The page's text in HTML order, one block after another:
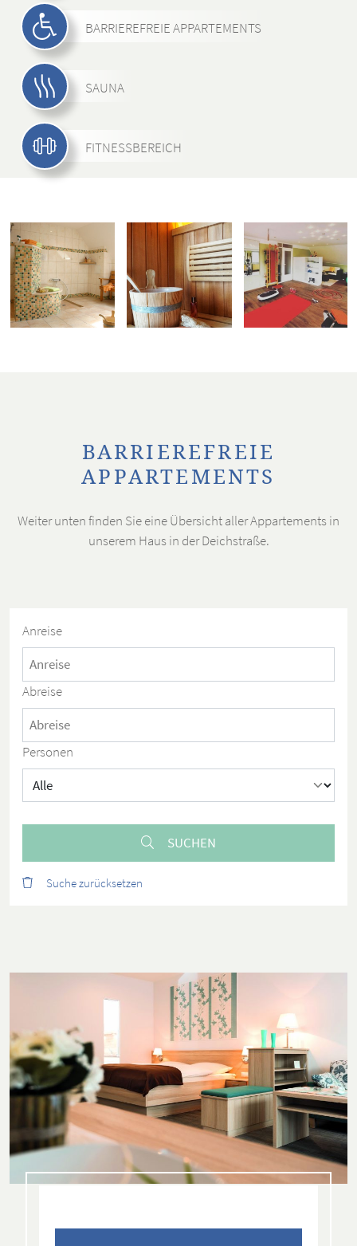
BARRIEREFREIE APPARTEMENTS
SAUNA
FITNESSBEREICH
BARRIEREFREIE
APPARTEMENTS
Weiter unten finden Sie eine Übersicht aller Appartements in
unserem Haus in der Deichstraße.
Anreise
Abreise
Personen
SUCHEN
Suche zurücksetzen